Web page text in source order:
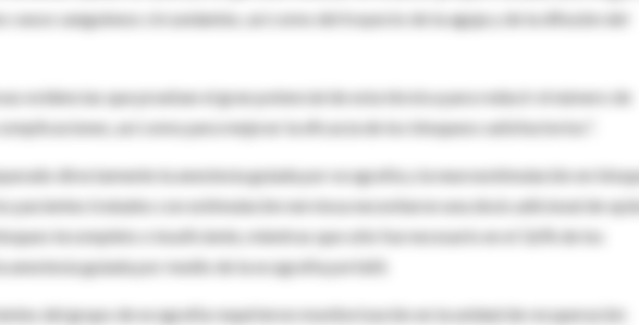
vasos sanguíneos circundantes, así como del trayecto de la aguja y de la difusión del
evidencias que prueban el gran potencial de esta técnica para reducir el número de
así como para mejorar la eficacia de los bloqueos satisfactorios".
directamente la anestesia guiada por ecografía y la neuroestimulación en
pacientes tratados con estimulación nerviosa necesitaron una dosis adicional de
incompleto o insuficiente, mientras que sólo fue necesario en el 3,6% de los
anestesia guiada por medio de la ecografía portátil.
del grupo de ecografía requirieron monitorización en la unidad de recuperación